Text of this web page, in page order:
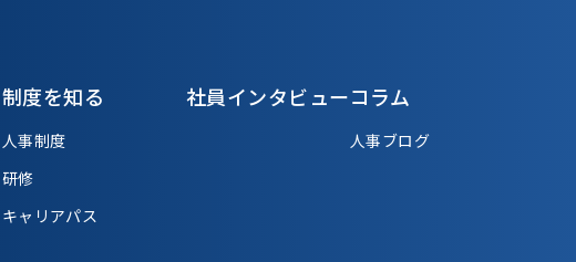
制度を知る
人事制度
研修
キャリアパス
社員インタビューコラム
人事ブログ